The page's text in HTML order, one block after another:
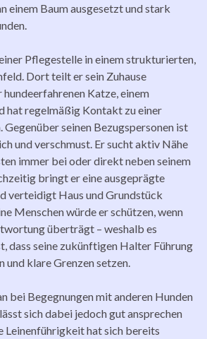
einem Baum ausgesetzt und stark
Pflegestelle in einem strukturierten,
Dort teilt er sein Zuhause
Katze, einem
hat regelmäßig Kontakt zu einer
Gegenüber seinen Bezugspersonen ist
und verschmust. Er sucht aktiv Nähe
immer bei oder direkt neben seinem
bringt er eine ausgeprägte
verteidigt Haus und Grundstück
Menschen würde er schützen, wenn
überträgt – weshalb es
dass seine zukünftigen Halter Führung
und klare Grenzen setzen.
bei Begegnungen mit anderen Hunden
sich dabei jedoch gut ansprechen
Leinenführigkeit hat sich bereits